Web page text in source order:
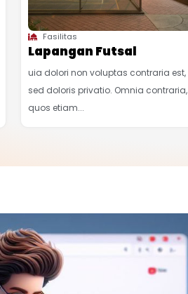
Fasilitas
Lapangan Futsal
uia dolori non voluptas contraria est,
sed doloris privatio. Omnia contraria,
quos etiam...